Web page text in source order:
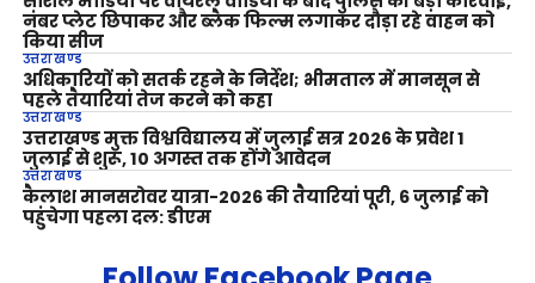
नंबर प्लेट छिपाकर और ब्लैक फिल्म लगाकर दौड़ा रहे वाहन को
किया सीज
उत्तराखण्ड
अधिकारियों को सतर्क रहने के निर्देश; भीमताल में मानसून से
पहले तैयारियां तेज करने को कहा
उत्तराखण्ड
उत्तराखण्ड मुक्त विश्वविद्यालय में जुलाई सत्र 2026 के प्रवेश 1
जुलाई से शुरू, 10 अगस्त तक होंगे आवेदन
उत्तराखण्ड
कैलाश मानसरोवर यात्रा-2026 की तैयारियां पूरी, 6 जुलाई को
पहुंचेगा पहला दल: डीएम